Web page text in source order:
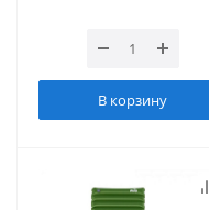
В корзину